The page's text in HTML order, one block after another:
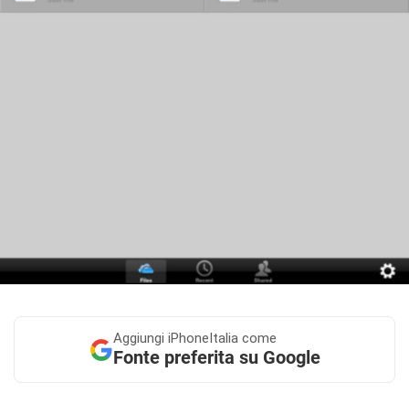
Aggiungi iPhoneItalia come
Fonte preferita su Google